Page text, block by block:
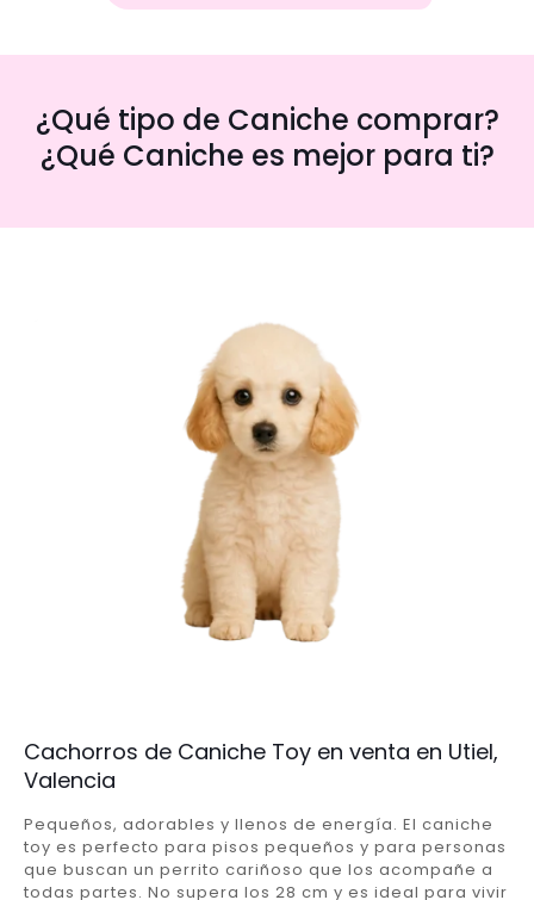
¿Qué tipo de Caniche comprar?
¿Qué Caniche es mejor para ti?
Cachorros de Caniche Toy en venta en Utiel,
Valencia
Pequeños, adorables y llenos de energía. El caniche
toy es perfecto para pisos pequeños y para personas
que buscan un perrito cariñoso que los acompañe a
todas partes. No supera los 28 cm y es ideal para vivir